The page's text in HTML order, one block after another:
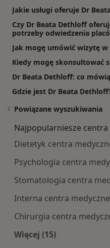
Jakie usługi oferuje Dr
Czy Dr Beata Dethloff
potrzeby odwiedzenia
Jak mogę umówić wizytę
Kiedy mogę skonsultować
Dr Beata Dethloff: co
Gdzie jest Dr Beata
Powiązane wyszukiwania
Najpopularniesze centra
Dietetyk centra
Psychologia centra
Stomatologia centra
Interna centra
Chirurgia centra
Więcej (15)